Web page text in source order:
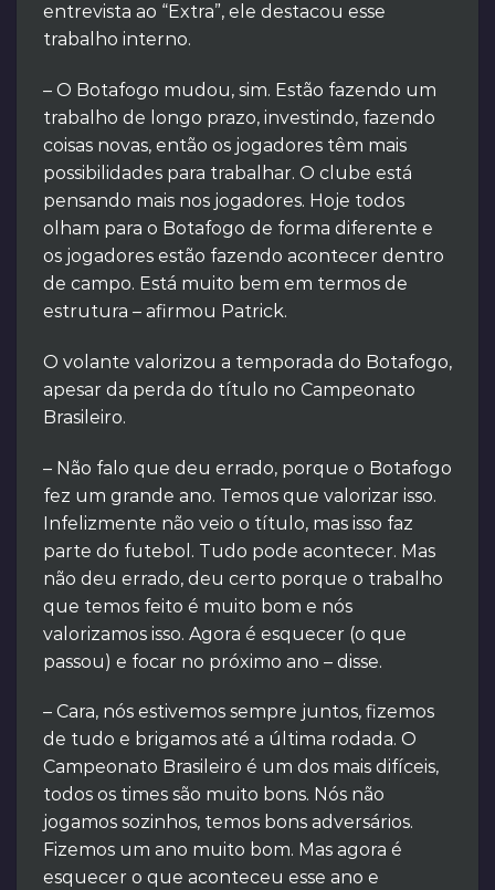
entrevista ao “Extra”, ele destacou esse
trabalho interno.
– O Botafogo mudou, sim. Estão fazendo um
trabalho de longo prazo, investindo, fazendo
coisas novas, então os jogadores têm mais
possibilidades para trabalhar. O clube está
pensando mais nos jogadores. Hoje todos
olham para o Botafogo de forma diferente e
os jogadores estão fazendo acontecer dentro
de campo. Está muito bem em termos de
estrutura – afirmou Patrick.
O volante valorizou a temporada do Botafogo,
apesar da perda do título no Campeonato
Brasileiro.
– Não falo que deu errado, porque o Botafogo
fez um grande ano. Temos que valorizar isso.
Infelizmente não veio o título, mas isso faz
parte do futebol. Tudo pode acontecer. Mas
não deu errado, deu certo porque o trabalho
que temos feito é muito bom e nós
valorizamos isso. Agora é esquecer (o que
passou) e focar no próximo ano – disse.
– Cara, nós estivemos sempre juntos, fizemos
de tudo e brigamos até a última rodada. O
Campeonato Brasileiro é um dos mais difíceis,
todos os times são muito bons. Nós não
jogamos sozinhos, temos bons adversários.
Fizemos um ano muito bom. Mas agora é
esquecer o que aconteceu esse ano e